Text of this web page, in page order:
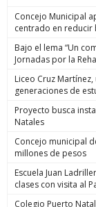
Concejo Municipal
centrado en reducir
Bajo el lema “Un
Jornadas por la
Liceo Cruz
generaciones de
Proyecto busca
Natales
Concejo municipal
millones de pesos
Escuela Juan
clases con visita al
Colegio Puerto